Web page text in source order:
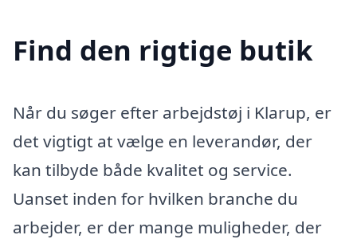
Find den rigtige butik
Når du søger efter arbejdstøj i Klarup, er
det vigtigt at vælge en leverandør, der
kan tilbyde både kvalitet og service.
Uanset inden for hvilken branche du
arbejder, er der mange muligheder, der